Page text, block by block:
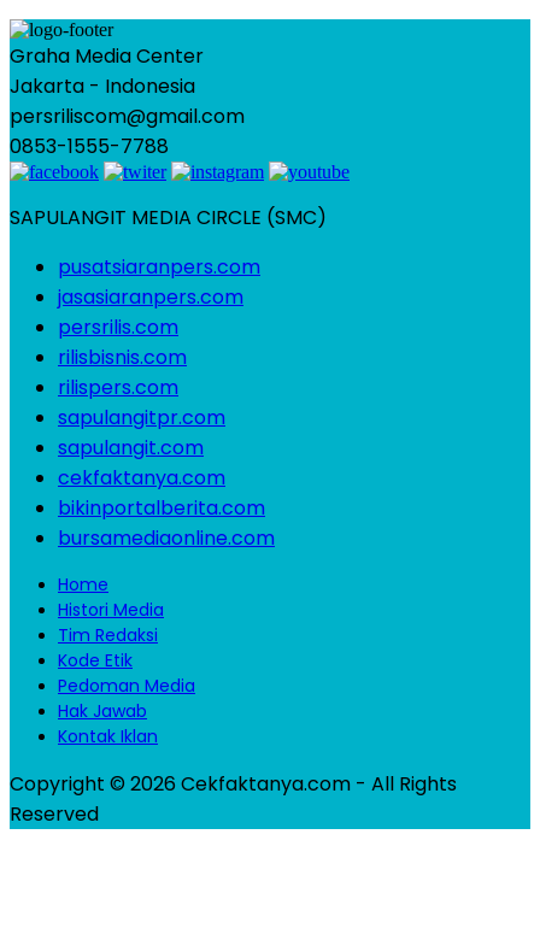
Graha Media Center
Jakarta - Indonesia
persriliscom@gmail.com
0853-1555-7788
SAPULANGIT MEDIA CIRCLE (SMC)
pusatsiaranpers.com
jasasiaranpers.com
persrilis.com
rilisbisnis.com
rilispers.com
sapulangitpr.com
sapulangit.com
cekfaktanya.com
bikinportalberita.com
bursamediaonline.com
Home
Histori Media
Tim Redaksi
Kode Etik
Pedoman Media
Hak Jawab
Kontak Iklan
Copyright © 2026 Cekfaktanya.com - All Rights
Reserved